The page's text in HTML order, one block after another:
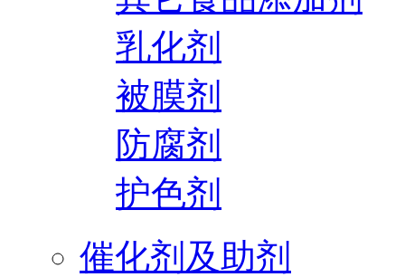
乳化剂
被膜剂
防腐剂
护色剂
催化剂及助剂